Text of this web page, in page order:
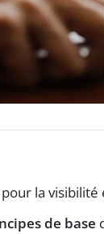
pour la visibilité
de base